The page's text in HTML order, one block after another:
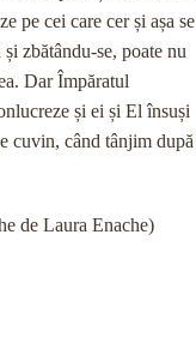
pe cei care cer și așa se
zbătându-se, poate nu
Dar Împăratul
și ei și El însuși
cuvin, când tânjim după
de Laura Enache)